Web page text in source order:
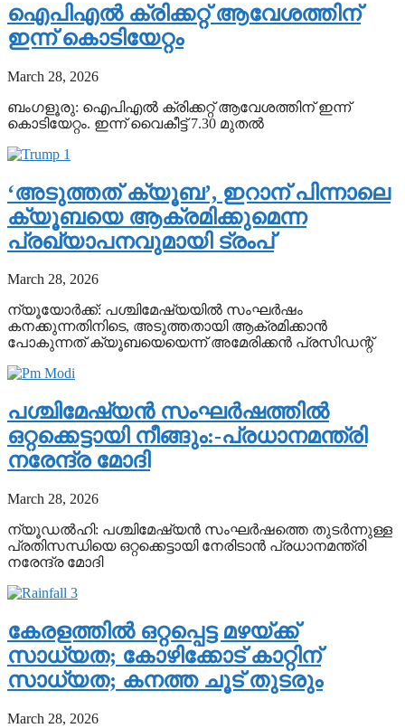
ഐപിഎല്‍ ക്രിക്കറ്റ് ആവേശത്തിന്
ഇന്ന് കൊടിയേറ്റം
March 28, 2026
ബംഗളൂരു: ഐപിഎല്‍ ക്രിക്കറ്റ് ആവേശത്തിന് ഇന്ന്
കൊടിയേറ്റം. ഇന്ന് വൈകീട്ട് 7.30 മുതൽ
‘അടുത്തത് ക്യൂബ’, ഇറാന് പിന്നാലെ
ക്യൂബയെ ആക്രമിക്കുമെന്ന
പ്രഖ്യാപനവുമായി ട്രംപ്
March 28, 2026
ന്യൂയോര്‍ക്ക്: പശ്ചിമേഷ്യയില്‍ സംഘര്‍ഷം
കനക്കുന്നതിനിടെ, അടുത്തതായി ആക്രമിക്കാന്‍
പോകുന്നത് ക്യൂബയെയെന്ന് അമേരിക്കന്‍ പ്രസിഡന്റ്
പശ്ചിമേഷ്യൻ സംഘർഷത്തിൽ
ഒറ്റക്കെട്ടായി നീങ്ങും:-പ്രധാനമന്ത്രി
നരേന്ദ്ര മോദി
March 28, 2026
ന്യൂഡൽഹി: പശ്ചിമേഷ്യൻ സംഘർഷത്തെ തുടർന്നുള്ള
പ്രതിസന്ധിയെ ഒറ്റക്കെട്ടായി നേരിടാൻ പ്രധാനമന്ത്രി
നരേന്ദ്ര മോദി
കേരളത്തിൽ ഒറ്റപ്പെട്ട മഴയ്ക്ക്
സാധ്യത; കോഴിക്കോട് കാറ്റിന്
സാധ്യത; കനത്ത ചൂട് തുടരും
March 28, 2026